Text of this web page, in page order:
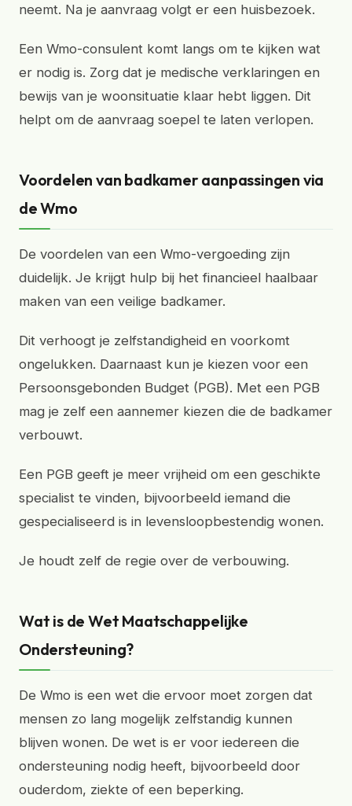
neemt. Na je aanvraag volgt er een huisbezoek.
Een Wmo-consulent komt langs om te kijken wat
er nodig is. Zorg dat je medische verklaringen en
bewijs van je woonsituatie klaar hebt liggen. Dit
helpt om de aanvraag soepel te laten verlopen.
Voordelen van badkamer aanpassingen via
de Wmo
De voordelen van een Wmo-vergoeding zijn
duidelijk. Je krijgt hulp bij het financieel haalbaar
maken van een veilige badkamer.
Dit verhoogt je zelfstandigheid en voorkomt
ongelukken. Daarnaast kun je kiezen voor een
Persoonsgebonden Budget (PGB). Met een PGB
mag je zelf een aannemer kiezen die de badkamer
verbouwt.
Een PGB geeft je meer vrijheid om een geschikte
specialist te vinden, bijvoorbeeld iemand die
gespecialiseerd is in levensloopbestendig wonen.
Je houdt zelf de regie over de verbouwing.
Wat is de Wet Maatschappelijke
Ondersteuning?
De Wmo is een wet die ervoor moet zorgen dat
mensen zo lang mogelijk zelfstandig kunnen
blijven wonen. De wet is er voor iedereen die
ondersteuning nodig heeft, bijvoorbeeld door
ouderdom, ziekte of een beperking.